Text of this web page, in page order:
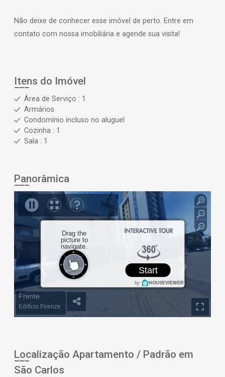
Não deixe de conhecer esse imóvel de perto. Entre em
contato com nossa imobiliária e agende sua visita!
Itens do Imóvel
Área de Serviço : 1
Armários
Condomínio incluso no aluguel
Cozinha : 1
Sala : 1
Panorâmica
Localização Apartamento / Padrão em
São Carlos